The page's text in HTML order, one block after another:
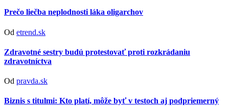
Prečo liečba neplodnosti láka oligarchov
Od etrend.sk
Zdravotné sestry budú protestovať proti rozkrádaniu
zdravotníctva
Od pravda.sk
Biznis s titulmi: Kto platí, môže byť v testoch aj podpriemerný